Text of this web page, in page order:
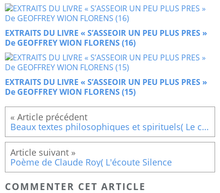
EXTRAITS DU LIVRE « S’ASSEOIR UN PEU PLUS PRES »
De GEOFFREY WION FLORENS (16)
EXTRAITS DU LIVRE « S’ASSEOIR UN PEU PLUS PRES »
De GEOFFREY WION FLORENS (15)
Beaux textes philosophiques et spirituels( Le coeur)
Poème de Claude Roy( L'écoute Silence
COMMENTER CET ARTICLE